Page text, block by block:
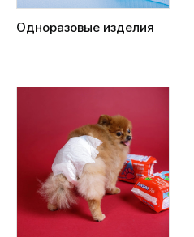
Одноразовые изделия